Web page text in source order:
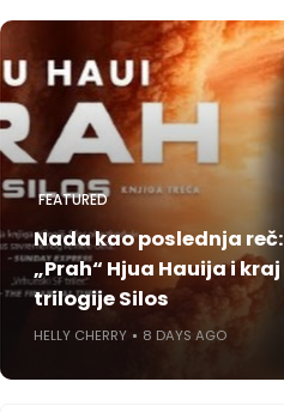
FEATURED
Nada kao poslednja reč:
„Prah“ Hjua Hauija i kraj
trilogije Silos
HELLY CHERRY 8 DAYS AGO